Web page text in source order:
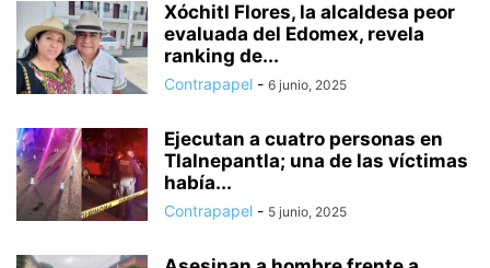
Xóchitl Flores, la alcaldesa peor
evaluada del Edomex, revela
ranking de...
Contrapapel - 6 junio, 2025
Ejecutan a cuatro personas en
Tlalnepantla; una de las víctimas
había...
Contrapapel - 5 junio, 2025